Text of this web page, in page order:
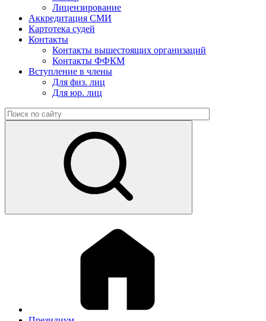
Лицензирование
Аккредитация СМИ
Картотека судей
Контакты
Контакты вышестоящих организаций
Контакты ФФКМ
Вступление в члены
Для физ. лиц
Для юр. лиц